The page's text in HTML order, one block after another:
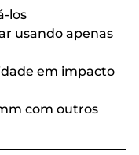
los
usando apenas
em impacto
com outros